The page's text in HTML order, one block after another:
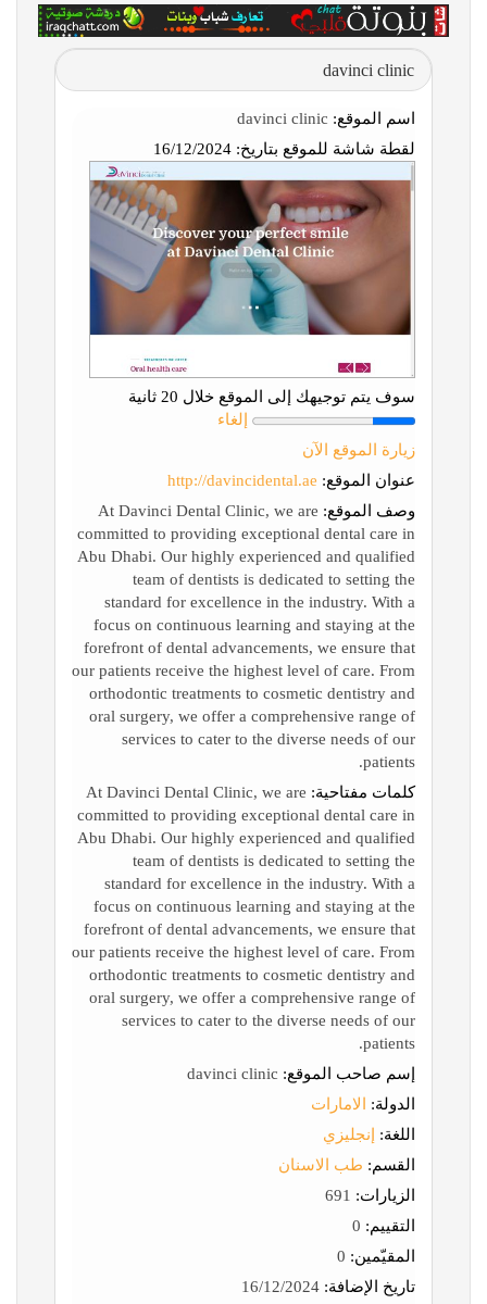
davinci clinic
اسم الموقع:
لقطة شاشة للموقع بتاريخ:
سوف يتم توجيهك إلى الموقع خلال 20 ثانية
إلغاء
زيارة الموقع الآن
عنوان الموقع: http://davincidental.ae
وصف الموقع: At Davinci Dental Clinic, we are
committed to providing exceptional dental care in
Abu Dhabi. Our highly experienced and qualified
team of dentists is dedicated to setting the
standard for excellence in the industry. With a
focus on continuous learning and staying at the
forefront of dental advancements, we ensure that
our patients receive the highest level of care. From
orthodontic treatments to cosmetic dentistry and
oral surgery, we offer a comprehensive range of
services to cater to the diverse needs of our
patients.
كلمات مفتاحية: At Davinci Dental Clinic, we are
committed to providing exceptional dental care in
Abu Dhabi. Our highly experienced and qualified
team of dentists is dedicated to setting the
standard for excellence in the industry. With a
focus on continuous learning and staying at the
forefront of dental advancements, we ensure that
our patients receive the highest level of care. From
orthodontic treatments to cosmetic dentistry and
oral surgery, we offer a comprehensive range of
services to cater to the diverse needs of our
patients.
إسم صاحب الموقع:
الدولة:
الامارات
اللغة:
إنجليزي
القسم: طب الاسنان
الزيارات:
التقييم:
المقيّمين:
تاريخ الإضافة: